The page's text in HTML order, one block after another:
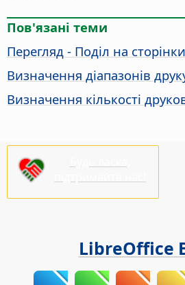
Пов'язані теми
Перегляд - Поділ на сторінки
Визначення діапазонів
Визначення кількості
LibreOffice